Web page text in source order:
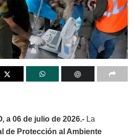
a 06 de julio de 2026.- La
de Protección al Ambiente